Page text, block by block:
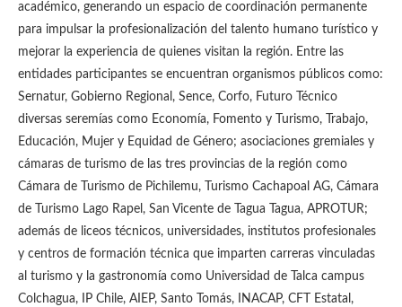
académico, generando un espacio de coordinación permanente
para impulsar la profesionalización del talento humano turístico y
mejorar la experiencia de quienes visitan la región. Entre las
entidades participantes se encuentran organismos públicos como:
Sernatur, Gobierno Regional, Sence, Corfo, Futuro Técnico
diversas seremías como Economía, Fomento y Turismo, Trabajo,
Educación, Mujer y Equidad de Género; asociaciones gremiales y
cámaras de turismo de las tres provincias de la región como
Cámara de Turismo de Pichilemu, Turismo Cachapoal AG, Cámara
de Turismo Lago Rapel, San Vicente de Tagua Tagua, APROTUR;
además de liceos técnicos, universidades, institutos profesionales
y centros de formación técnica que imparten carreras vinculadas
al turismo y la gastronomía como Universidad de Talca campus
Colchagua, IP Chile, AIEP, Santo Tomás, INACAP, CFT Estatal,